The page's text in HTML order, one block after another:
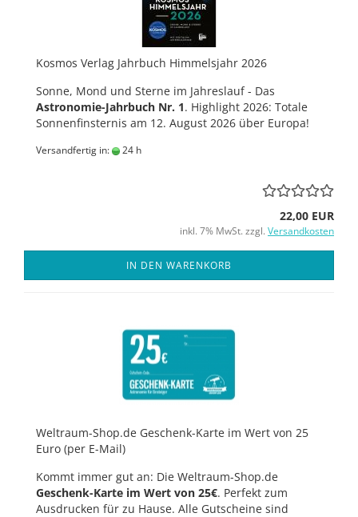
Kosmos Verlag Jahrbuch Himmelsjahr 2026
Sonne, Mond und Sterne im Jahreslauf - Das
Astronomie-Jahrbuch Nr. 1. Highlight 2026: Totale
Sonnenfinsternis am 12. August 2026 über Europa!
Versandfertig in: 24 h
22,00 EUR
inkl. 7% MwSt. zzgl. Versandkosten
IN DEN WARENKORB
Weltraum-Shop.de Geschenk-Karte im Wert von 25
Euro (per E-Mail)
Kommt immer gut an: Die Weltraum-Shop.de
Geschenk-Karte im Wert von 25€. Perfekt zum
Ausdrucken für zu Hause. Alle Gutscheine sind